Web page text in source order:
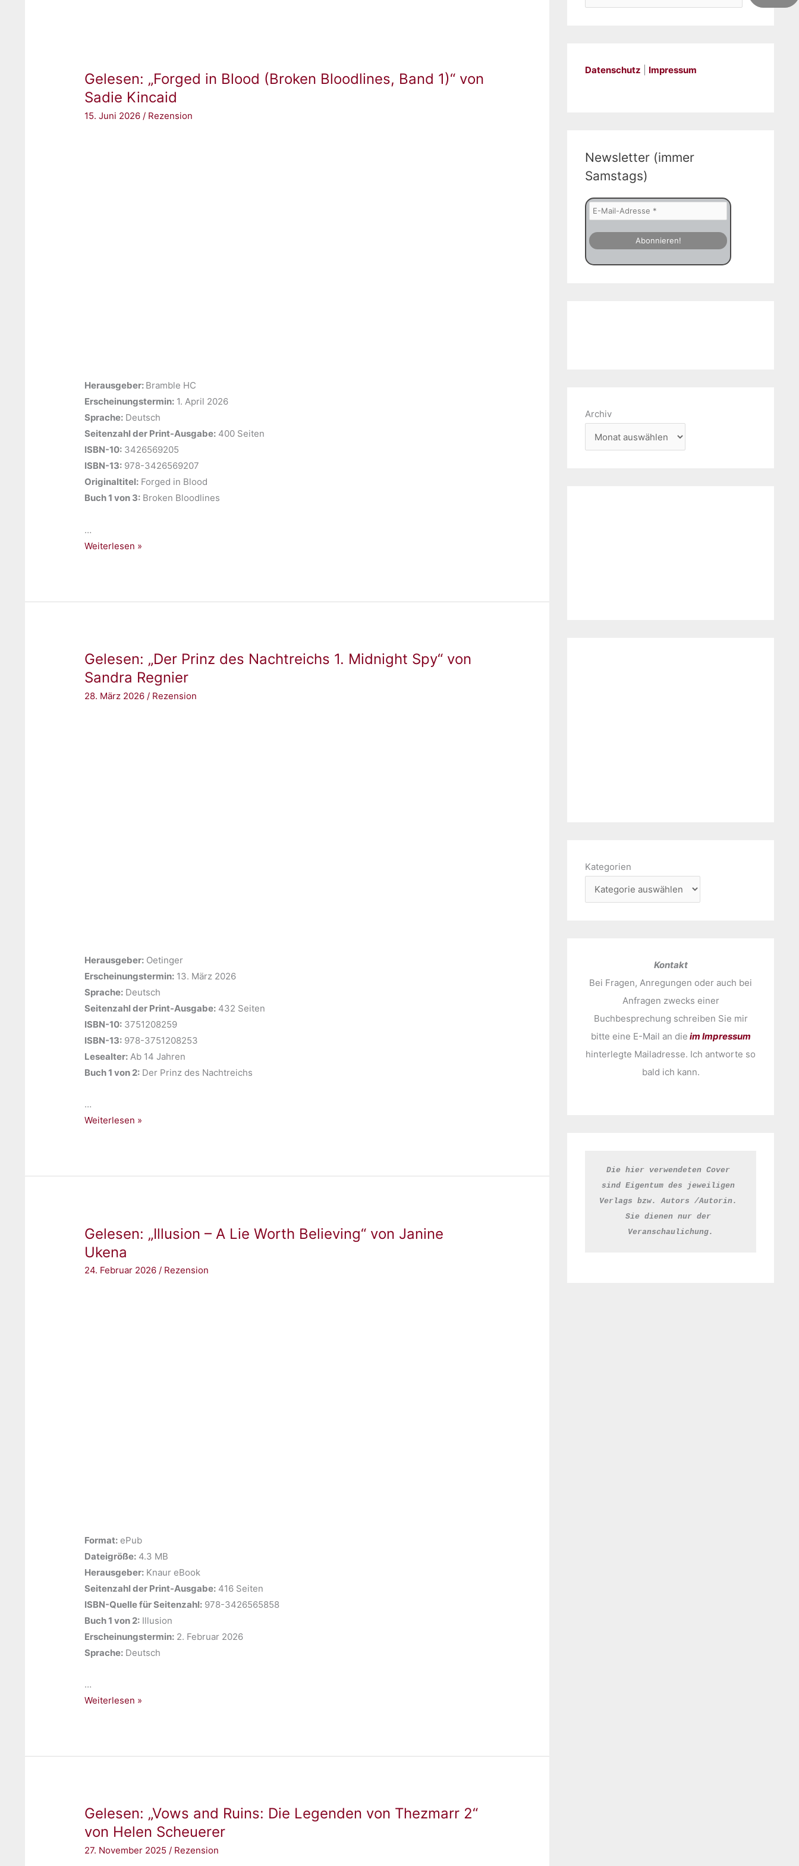
Gelesen: „Forged in Blood (Broken Bloodlines, Band 1)“ von
Sadie Kincaid
15. Juni 2026/ Rezension
Herausgeber: ‎ Bramble HC
Erscheinungstermin: ‎1. April 2026
Sprache: ‎Deutsch
Seitenzahl der Print-Ausgabe: ‎400 Seiten
ISBN-10: ‎3426569205
ISBN-13: ‎978-3426569207
Originaltitel: ‎Forged in Blood
Buch 1 von 3: ‎Broken Bloodlines
…
Gelesen:
1)“
von
Weiterlesen »
Gelesen: „Der Prinz des Nachtreichs 1. Midnight Spy“ von
Sandra Regnier
28. März 2026 / Rezension
Herausgeber: ‎Oetinger
Erscheinungstermin: ‎13. März 2026
Sprache: ‎Deutsch
Seitenzahl der Print-Ausgabe: ‎432 Seiten
ISBN-10: ‎3751208259
ISBN-13: ‎978-3751208253
Lesealter: ‎Ab 14 Jahren
Buch 1 von 2: ‎Der Prinz des Nachtreichs
…
Gelesen:
Spy“
von
Sandra
Weiterlesen »
Gelesen: „Illusion – A Lie Worth Believing“ von Janine
Ukena
24. Februar 2026/ Rezension
Format: ePub
Dateigröße: ‎4.3 MB
Herausgeber: ‎Knaur eBook
Seitenzahl der Print-Ausgabe: ‎416 Seiten
ISBN-Quelle für Seitenzahl: ‎978-3426565858
Buch 1 von 2: ‎Illusion
Erscheinungstermin: ‎2. Februar 2026
Sprache: ‎Deutsch
…
Gelesen:
von
Janine
Ukena
Weiterlesen »
Gelesen: „Vows and Ruins: Die Legenden von Thezmarr 2“
von Helen Scheuerer
27. November 2025/ Rezension
Datenschutz Impressum
Newsletter (immer
Samstags)
Archiv
Kategorien
Kontakt
Bei Fragen, Anregungen oder auch bei
Anfragen zwecks einer
Buchbesprechung schreiben Sie mir
bitte eine E-Mail an die im Impressum
hinterlegte Mailadresse. Ich antworte so
bald ich kann.
Die hier verwendeten Cover
sind Eigentum des jeweiligen
Verlags bzw. Autors /Autorin.
Sie dienen nur der
Veranschaulichung.